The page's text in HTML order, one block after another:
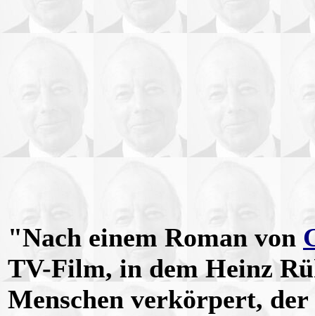
"Nach einem Roman von
TV-Film, in dem Heinz
Menschen verkörpert,